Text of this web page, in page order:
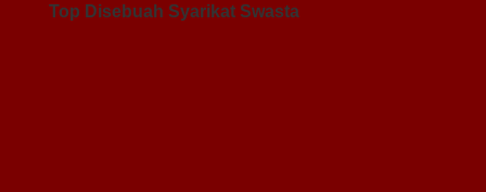
Top Disebuah Syarikat Swasta